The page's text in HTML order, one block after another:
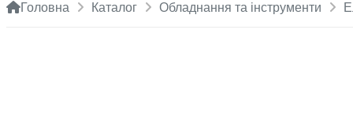
Головна Каталог Обладнання та інструменти